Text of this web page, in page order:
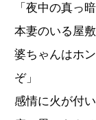
「夜中の真っ
本妻のいる屋
婆ちゃんはホ
ぞ」
感情に火が付